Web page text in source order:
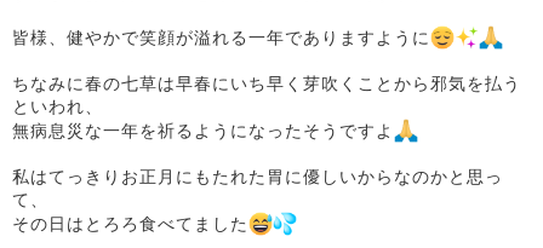
皆様、健やかで笑顔が溢れる一年でありますように
ちなみに春の七草は早春にいち早く芽吹くことから邪気を払う
といわれ、
無病息災な一年を祈るようになったそうですよ
私はてっきりお正月にもたれた胃に優しいからなのかと思っ
て、
その日はとろろ食べてました